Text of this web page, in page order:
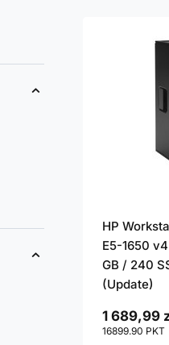
HP
E5-1650
GB / 240
(Update)
1 689,99
16899.90 PKT